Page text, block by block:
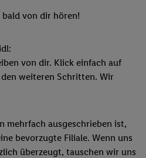
von dir hören!
von dir. Klick einfach auf
weiteren Schritten. Wir
mehrfach ausgeschrieben ist,
bevorzugte Filiale. Wenn uns
überzeugt, tauschen wir uns